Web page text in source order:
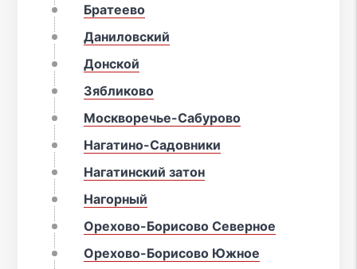
Братеево
Даниловский
Донской
Зябликово
Москворечье-Сабурово
Нагатино-Садовники
Нагатинский затон
Нагорный
Орехово-Борисово Северное
Орехово-Борисово Южное